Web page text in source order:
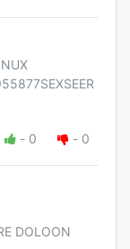
- 0 - 0
DOLOON